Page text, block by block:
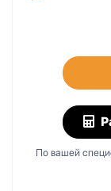
По вашей